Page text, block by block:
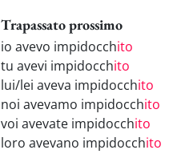
Trapassato prossimo
io avevo impidocchito
tu avevi impidocchito
lui/lei aveva impidocchito
noi avevamo impidocchito
voi avevate impidocchito
loro avevano impidocchito